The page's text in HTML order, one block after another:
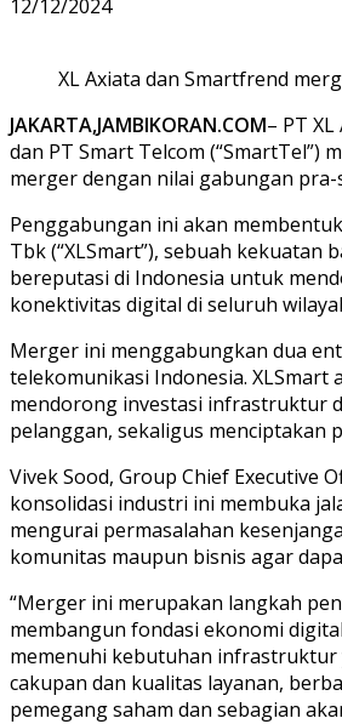
12/12/2024
XL Axiata dan Smartfrend
JAKARTA,JAMBIKORAN.COM– PT
dan PT Smart Telcom
merger dengan nilai gabungan pra-
Penggabungan ini akan
Tbk (“XLSmart”), sebuah
bereputasi di Indonesia untuk
konektivitas digital di seluruh
Merger ini menggabungkan dua
telekomunikasi Indonesia. XLSmart
mendorong investasi infrastruktur
pelanggan, sekaligus menciptakan
Vivek Sood, Group Chief Executive
konsolidasi industri ini membuka
mengurai permasalahan
komunitas maupun bisnis agar
“Merger ini merupakan langkah
membangun fondasi ekonomi
memenuhi kebutuhan infrastruktur
cakupan dan kualitas layanan,
pemegang saham dan sebagian